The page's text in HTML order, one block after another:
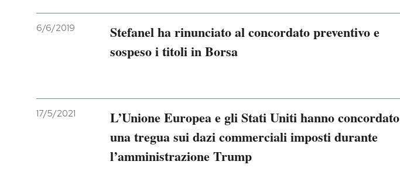
6/6/2019
Stefanel ha rinunciato al concordato preventivo e
sospeso i titoli in Borsa
17/5/2021
L’Unione Europea e gli Stati Uniti hanno concordato
una tregua sui dazi commerciali imposti durante
l’amministrazione Trump